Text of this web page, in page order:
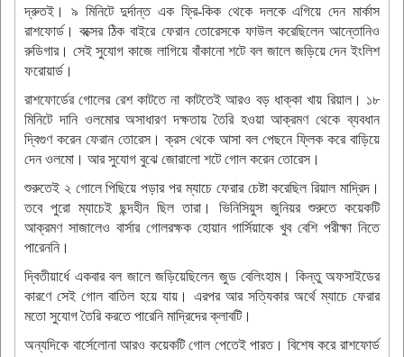
দ্রুতই। ৯ মিনিটে দুর্দান্ত এক ফ্রি-কিক থেকে দলকে এগিয়ে দেন মার্কাস
রাশফোর্ড। বক্সের ঠিক বাইরে ফেরান তোরেসকে ফাউল করেছিলেন আন্তোনিও
রুডিগার। সেই সুযোগ কাজে লাগিয়ে বাঁকানো শটে বল জালে জড়িয়ে দেন ইংলিশ
ফরোয়ার্ড।
রাশফোর্ডের গোলের রেশ কাটতে না কাটতেই আরও বড় ধাক্কা খায় রিয়াল। ১৮
মিনিটে দানি ওলমোর অসাধারণ দক্ষতায় তৈরি হওয়া আক্রমণ থেকে ব্যবধান
দ্বিগুণ করেন ফেরান তোরেস। ক্রস থেকে আসা বল পেছনে ফ্লিক করে বাড়িয়ে
দেন ওলমো। আর সুযোগ বুঝে জোরালো শটে গোল করেন তোরেস।
শুরুতেই ২ গোলে পিছিয়ে পড়ার পর ম্যাচে ফেরার চেষ্টা করেছিল রিয়াল মাদ্রিদ।
তবে পুরো ম্যাচেই ছন্দহীন ছিল তারা। ভিনিসিয়ুস জুনিয়র শুরুতে কয়েকটি
আক্রমণ সাজালেও বার্সার গোলরক্ষক হোয়ান গার্সিয়াকে খুব বেশি পরীক্ষা নিতে
পারেননি।
দ্বিতীয়ার্ধে একবার বল জালে জড়িয়েছিলেন জুড বেলিংহাম। কিন্তু অফসাইডের
কারণে সেই গোল বাতিল হয়ে যায়। এরপর আর সত্যিকার অর্থে ম্যাচে ফেরার
মতো সুযোগ তৈরি করতে পারেনি মাদ্রিদের ক্লাবটি।
অন্যদিকে বার্সেলোনা আরও কয়েকটি গোল পেতেই পারত। বিশেষ করে রাশফোর্ড